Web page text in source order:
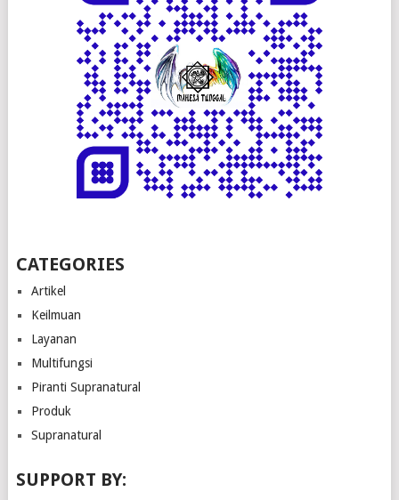
CATEGORIES
Artikel
Keilmuan
Layanan
Multifungsi
Piranti Supranatural
Produk
Supranatural
SUPPORT BY: